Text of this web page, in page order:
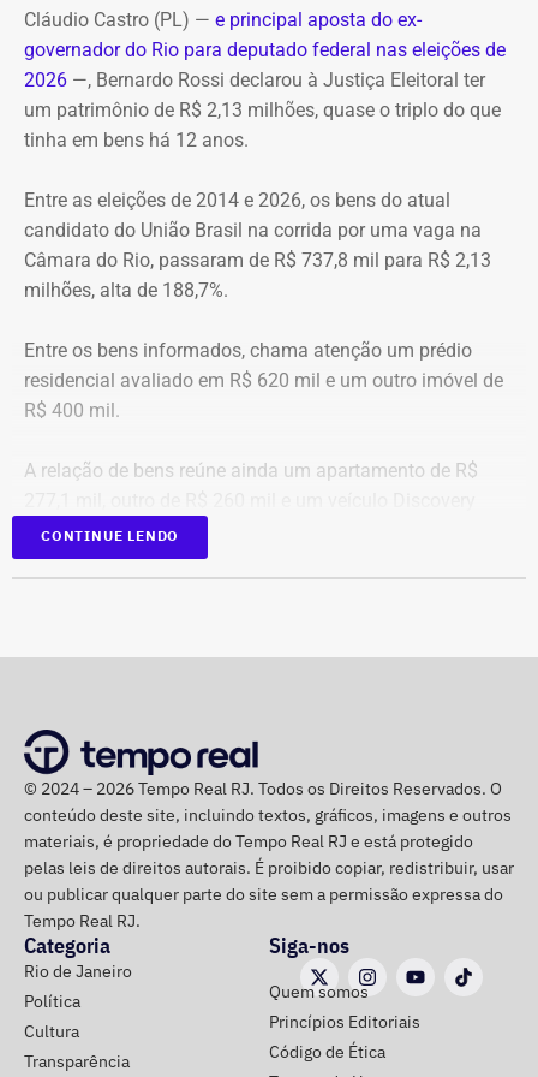
internacionais.
Travancas foi exonerado da Casa Civilem março deste
ano após dizer que o “Palácio Guanabara é o gabinete do
crime organizado”, em uma participação no podcast
Viagens internacionais sob pretexto
acadêmico
Apenas no exercício de 2025, as despesas ligadas a
Victor Travancas dispararam e chegaram a R$ 228,6 mil,
distribuídas em viagens para destinos que incluem Roma,
costumam citar cooperação internacional, visitas a
universidades e representação institucional. Mas os
diferentes. Em viagens para Argentina, França, Itália e
Emirados Árabes Unidos, por exemplo, foi usada a
mesma justificativa que menciona uma aproximação
com o “cenário acadêmico norte-americano”, mesmo
quando o destino não era os Estados Unidos.
Essas inconsistências, somadas aos pagamentos
registrados de forma genérica, permitem identificar o
forte aumento dos gastos e das viagens internacionais
da cúpula do governo. Por outro lado, o detalhamento
das viagens continua pouco transparente.
Transmissão: Canal Band, BandNews FM e YouTube do
TEMPO REAL
Pré-hora: 19h, com cobertura especial pelo YouTube do
TEMPO REAL
controlar o fogo.
A operação mobilizou cerca de 40 militares, 11 viaturas e
4 unidades operacionais.
Cláudio Castro (PL) — e principal aposta do ex-
governador do Rio para deputado federal nas eleições de
2026 —, Bernardo Rossi declarou à Justiça Eleitoral ter
um patrimônio de R$ 2,13 milhões, quase o triplo do que
tinha em bens há 12 anos.
Entre as eleições de 2014 e 2026, os bens do atual
candidato do União Brasil na corrida por uma vaga na
Câmara do Rio, passaram de R$ 737,8 mil para R$ 2,13
milhões, alta de 188,7%.
Entre os bens informados, chama atenção um prédio
residencial avaliado em R$ 620 mil e um outro imóvel de
R$ 400 mil.
A relação de bens reúne ainda um apartamento de R$
D300, ano 2023, declarado por R$ 330 mil. Também
aparecem na lista cerca de R$ 177 mil em aplicações e
CONTINUE LENDO
© 2024 – 2026 Tempo Real RJ. Todos os Direitos Reservados. O
conteúdo deste site, incluindo textos, gráficos, imagens e outros
materiais, é propriedade do Tempo Real RJ e está protegido
pelas leis de direitos autorais. É proibido copiar, redistribuir, usar
ou publicar qualquer parte do site sem a permissão expressa do
Tempo Real RJ.
Categoria
Rio de Janeiro
Política
Cultura
Transparência
Siga-nos
Quem somos
Princípios Editoriais
Código de Ética